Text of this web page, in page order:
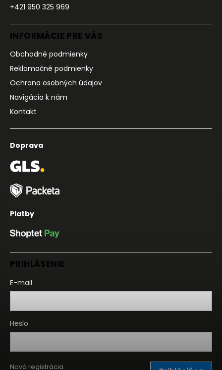
+421 950 325 969
INFORMÁCIE PRE VÁS
Obchodné podmienky
Reklamačné podmienky
Ochrana osobných údajov
Navigácia k nám
Kontakt
Doprava
Platby
PRIHLÁSENIE
E-mail
Heslo
Nová registrácia